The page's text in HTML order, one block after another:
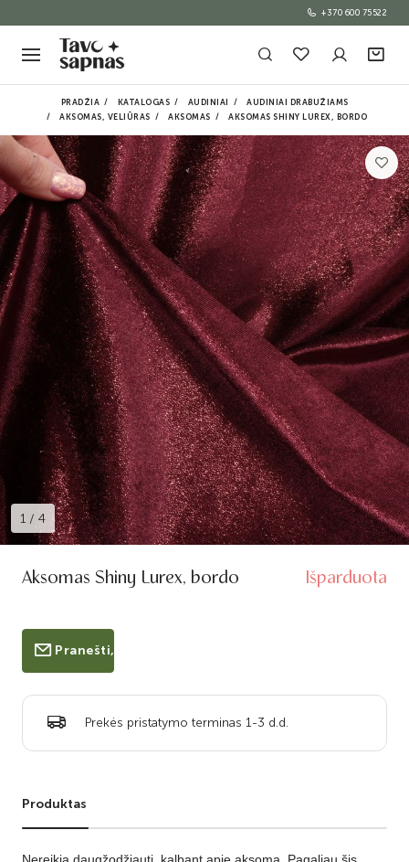
+370 600 75522
PRADŽIA KATALOGAS AUDINIAI
AUDINIAI DRABUŽIAMS
AKSOMAS, VELIŪRAS
AKSOMAS AKSOMAS SHINY LUREX, BORDO
1 / 4
Aksomas Shiny Lurex, bordo Išparduota
Pranešti, kai bus prekyboje
Prekės pristatymo terminas 1-3 d.d.
Produktas